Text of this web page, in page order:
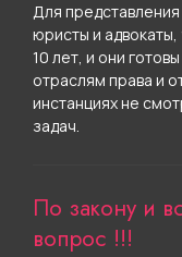
Для
юристы и
10 лет, и они
отраслям права и
инстанциях не
задач.
По закону и
вопрос !!!